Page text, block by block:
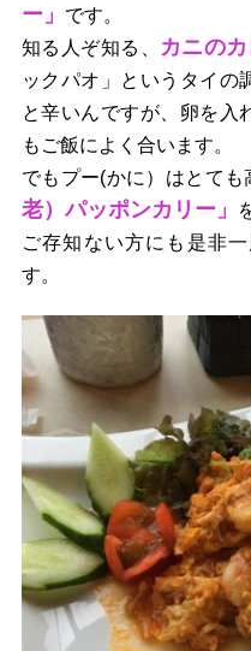
ー」
です。
知る人ぞ知る、
カニの
ックパオ」というタイの
と辛いんですが、卵を入
もご飯によく合います。
でもプー(かに）はとても
老）パッポンカリー」
ご存知ない方にも是非
す。